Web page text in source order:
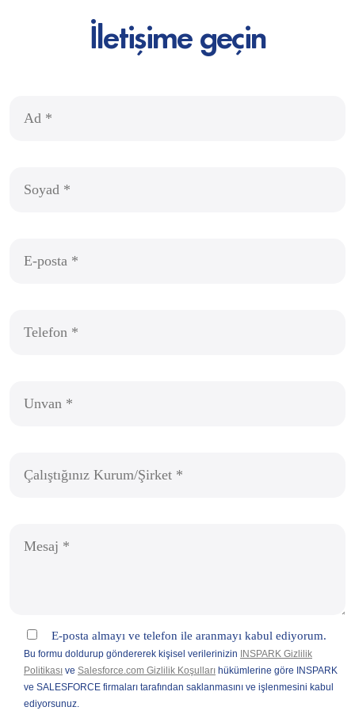
İletişime geçin